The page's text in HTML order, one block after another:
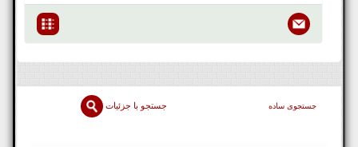
جستجوی ساده جستجو با جزئیات